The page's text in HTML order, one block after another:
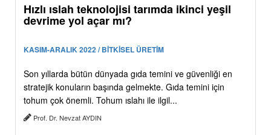
Hızlı ıslah teknolojisi tarımda ikinci yeşil
devrime yol açar mı?
KASIM-ARALIK 2022 / BİTKİSEL ÜRETİM
Son yıllarda bütün dünyada gıda temini ve güvenliği en
stratejik konuların başında gelmekte. Gıda temini için
tohum çok önemli. Tohum ıslahı ile ilgil...
Prof. Dr. Nevzat AYDIN